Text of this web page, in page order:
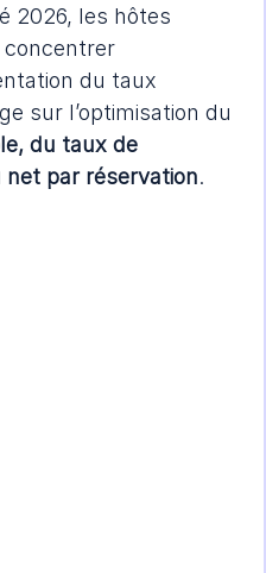
2026, les hôtes
concentrer
du taux
sur l’optimisation du
du taux de
par réservation.